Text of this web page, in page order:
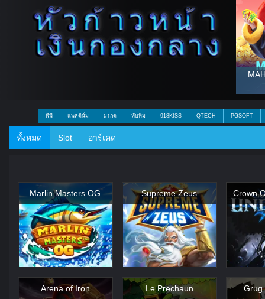
พีพี แพลตินั่ม มรกต ทับทิม 918KISS QTECH PGSOFT
ทั้งหมด Slot อาร์เคด
Marlin Masters OG Supreme Zeus
Arena of Iron Le Prechaun Grug